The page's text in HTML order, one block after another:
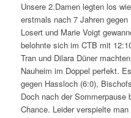
Unsere 2.Damen legten los
erstmals nach 7 Jahren
Losert und Marie Voigt
belohnte sich im CTB mit
Tran und Dilara Düner
Nauheim im Doppel perfekt.
gegen Hassloch (6:0),
Doch nach der Sommerpause
Chance. Leider verspielte